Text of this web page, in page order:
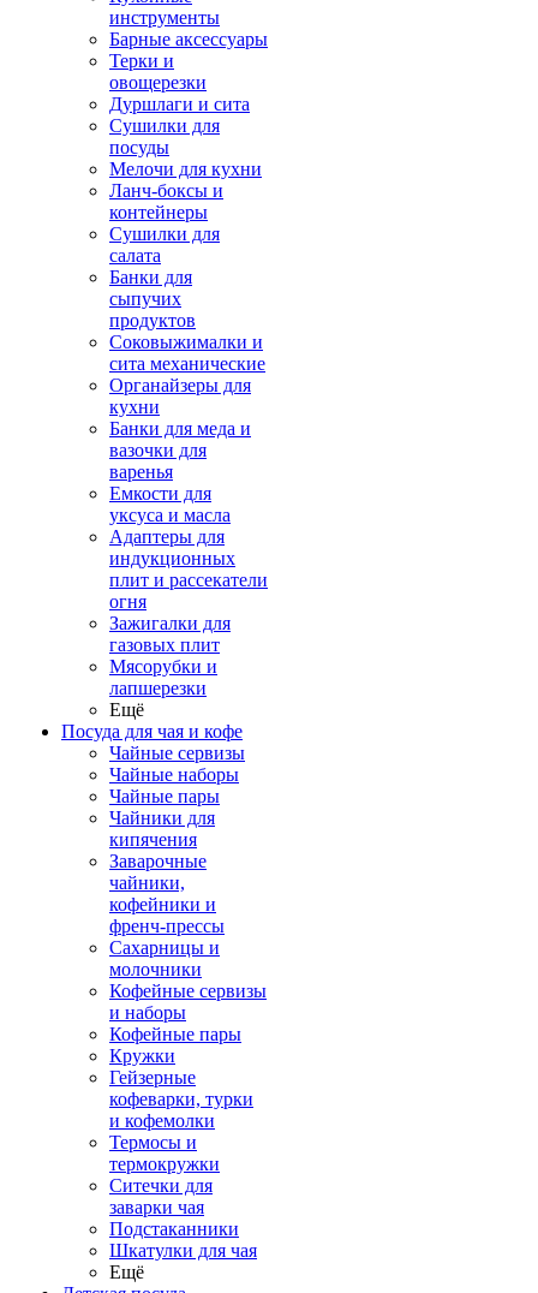
инструменты
Барные аксессуары
Терки и
овощерезки
Дуршлаги и сита
Сушилки для
посуды
Мелочи для кухни
Ланч-боксы и
контейнеры
Сушилки для
салата
Банки для
сыпучих
продуктов
Соковыжималки и
сита механические
Органайзеры для
кухни
Банки для меда и
вазочки для
варенья
Емкости для
уксуса и масла
Адаптеры для
индукционных
плит и рассекатели
огня
Зажигалки для
газовых плит
Мясорубки и
лапшерезки
Ещё
Посуда для чая и кофе
Чайные сервизы
Чайные наборы
Чайные пары
Чайники для
кипячения
Заварочные
чайники,
кофейники и
френч-прессы
Сахарницы и
молочники
Кофейные сервизы
и наборы
Кофейные пары
Кружки
Гейзерные
кофеварки, турки
и кофемолки
Термосы и
термокружки
Ситечки для
заварки чая
Подстаканники
Шкатулки для чая
Ещё